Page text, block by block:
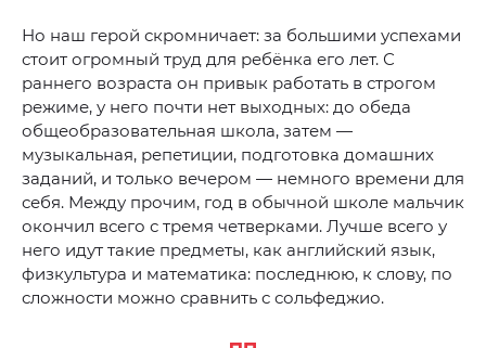
Но наш герой скромничает: за большими успехами
стоит огромный труд для ребёнка его лет. С
раннего возраста он привык работать в строгом
режиме, у него почти нет выходных: до обеда
общеобразовательная школа, затем —
музыкальная, репетиции, подготовка домашних
заданий, и только вечером — немного времени для
себя. Между прочим, год в обычной школе мальчик
окончил всего с тремя четверками. Лучше всего у
него идут такие предметы, как английский язык,
физкультура и математика: последнюю, к слову, по
сложности можно сравнить с сольфеджио.